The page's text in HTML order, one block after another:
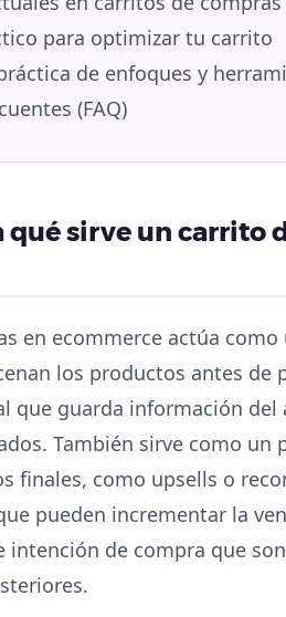
para optimizar tu carrito
de enfoques y
(FAQ)
qué sirve un carrito
en ecommerce actúa
los productos antes de
que guarda información
También sirve como un
finales, como upsells o
pueden incrementar la
intención de compra que